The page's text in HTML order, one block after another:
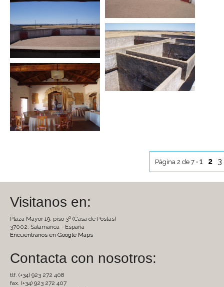
Página 2 de 7 • 1 2 3
Visitanos en:
Plaza Mayor 19, piso 3º (Casa de Postas)
37002. Salamanca - España
Encuentranos en Google Maps
Contacta con nosotros:
tlf. (+34) 923 272 408
fax. (+34) 923 272 407